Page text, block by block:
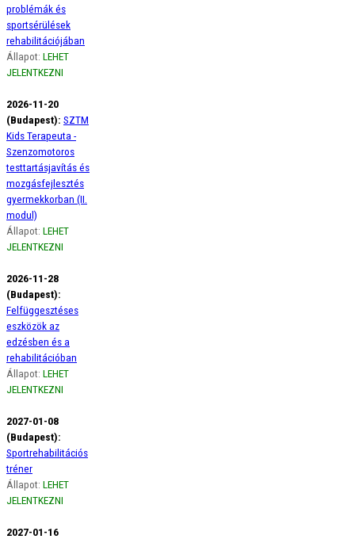
problémák és
sportsérülések
rehabilitációjában
Állapot: LEHET
JELENTKEZNI
2026-11-20
(Budapest): SZTM
Kids Terapeuta -
Szenzomotoros
testtartásjavítás és
mozgásfejlesztés
gyermekkorban (II.
modul)
Állapot: LEHET
JELENTKEZNI
2026-11-28
(Budapest):
Felfüggesztéses
eszközök az
edzésben és a
rehabilitációban
Állapot: LEHET
JELENTKEZNI
2027-01-08
(Budapest):
Sportrehabilitációs
tréner
Állapot: LEHET
JELENTKEZNI
2027-01-16